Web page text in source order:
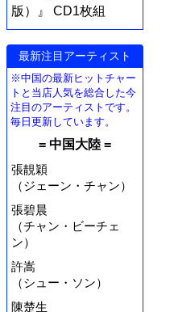
版）』 CD1枚組
最新注目アーティスト
※中国の最新ヒットチャー
トと当店人気を総合した今
注目のアーティストです。
毎日更新しています。
= 中国大陸 =
張靚穎
（ジェーン・チャン）
張碧晨
（チャン・ビーチェ
ン）
許嵩
（シュー・ソン）
陳楚生